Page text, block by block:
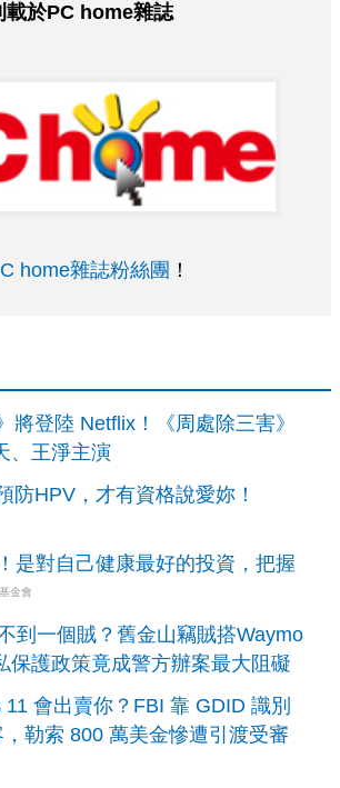
載於PC home雜誌
home雜誌粉絲團 ！
將登陸 Netflix！《周處除三害》
、王淨主演
防HPV，才有資格說愛妳！
是對自己健康最好的投資，把握
金會
到一個賊？舊金山竊賊搭Waymo
保護政策竟成警方辦案最大阻礙
會出賣你？FBI 靠 GDID 識別
勒索 800 萬美金慘遭引渡受審